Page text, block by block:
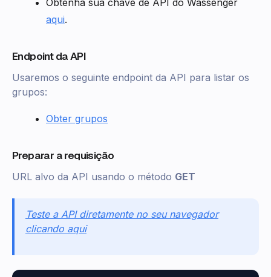
aqui.
Endpoint da API
Usaremos o seguinte endpoint da API para listar os
grupos:
Obter grupos
Preparar a requisição
URL alvo da API usando o método GET
Teste a API diretamente no seu navegador
clicando aqui